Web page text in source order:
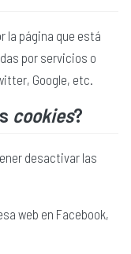
la página que está
por servicios o
Google, etc.
cookies?
desactivar las
web en Facebook,